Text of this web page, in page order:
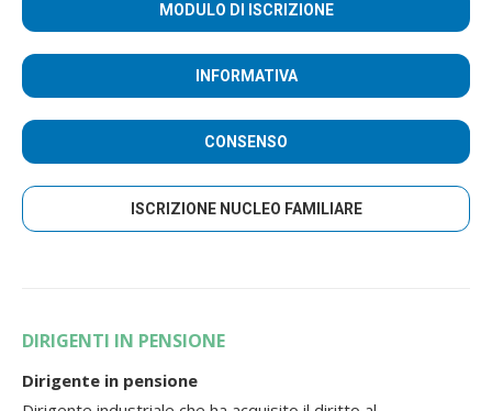
MODULO DI ISCRIZIONE
INFORMATIVA
CONSENSO
ISCRIZIONE NUCLEO FAMILIARE
DIRIGENTI IN PENSIONE
Dirigente in pensione